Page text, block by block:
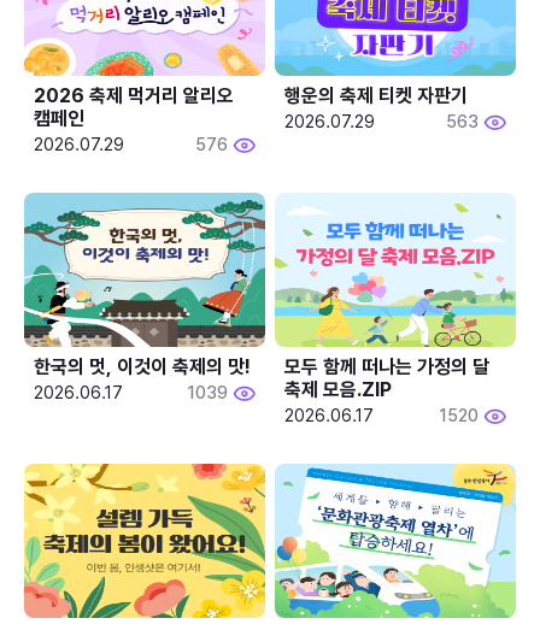
2026 축제 먹거리 알리오
캠페인
2026.07.29 576
행운의 축제 티켓 자판기
2026.07.29 563
한국의 멋, 이것이 축제의 맛!
2026.06.17 1039
모두 함께 떠나는 가정의 달
축제 모음.ZIP
2026.06.17 1520